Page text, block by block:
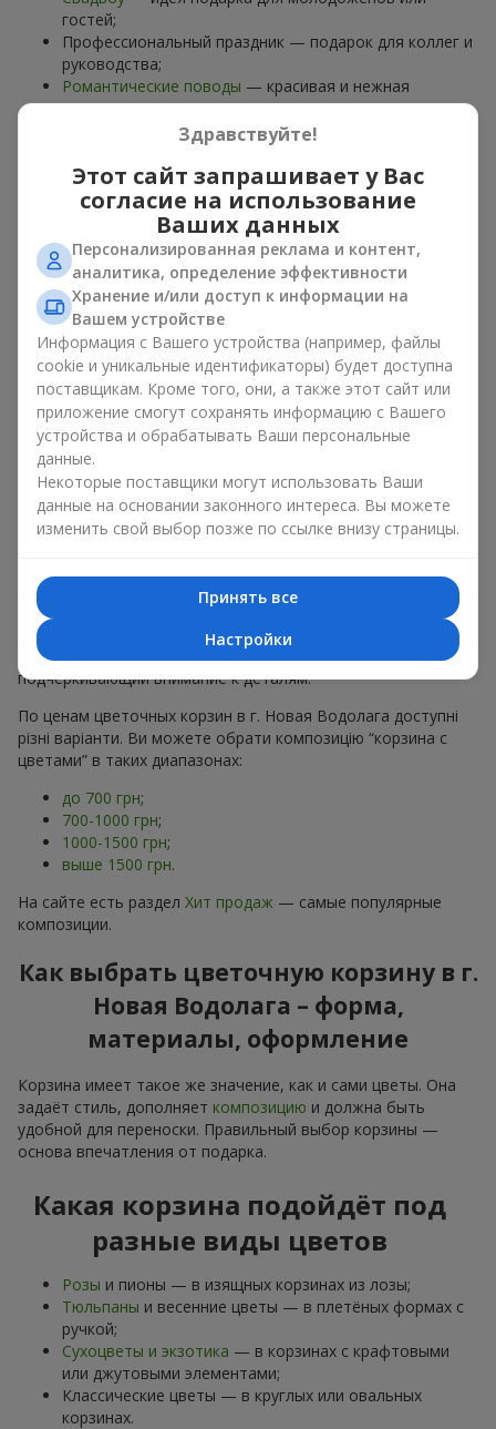
гостей;
Профессиональный праздник — подарок для коллег и
руководства;
Романтические поводы — красивая и нежная
композиция;
Корпоративные события— подарок деловому
Цветочная корзина — универсальный подарок для любого
возраста. Стильные ручные композиции позволяют
передать любые эмоции: благодарность, восхищение,
поддержку,любовь.
Виды цветочных корзин в г.
Новая Водолага: классика,
романтика, минимализм
Ассортимент цветочных корзин на flowers.uaвключает
варианты на любой вкус:
Классические композиции— сочетанияроз, лилий,
хризантемв строгих формах;
Романтические варианты — корзины в пастельных
Минималистичные решения— натуральные формы,
акцент на цвет или текстуру.
Есть также
VIP-композиции— роскошные корзины для
особых случаев. Каждое изделие — оригинальный подарок,
подчёркивающий внимание к деталям.
По ценам цветочных корзин в г. Новая Водолага доступні
різні варіанти. Ви можете обрати композицію “корзина с
цветами” в таких диапазонах:
до 700 грн;
700-1000 грн;
1000-1500 грн;
выше 1500 грн.
На сайте есть раздел Хит продаж — самые популярные
композиции.
Как выбрать цветочную корзину в г.
Новая Водолага – форма,
материалы, оформление
Корзина имеет такое же значение, как и сами цветы. Она
задаёт стиль, дополняет композицию и должна быть
удобной для переноски. Правильный выбор корзины —
основа впечатления от подарка.
Какая корзина подойдёт под
разные виды цветов
Розы и пионы — в изящных корзинах из лозы;
Тюльпаны и весенние цветы — в плетёных формах с
ручкой;
Сухоцветы и экзотика — в корзинах с крафтовыми
или джутовыми элементами;
Классические цветы — в круглых или овальных
корзинах.
Здравствуйте!
Этот сайт запрашивает у Вас
согласие на использование
Ваших данных
Персонализированная реклама и контент,
аналитика, определение эффективности
Хранение и/или доступ к информации на
Вашем устройстве
Информация с Вашего устройства (например, файлы
cookie и уникальные идентификаторы) будет доступна
поставщикам. Кроме того, они, а также этот сайт или
приложение смогут сохранять информацию с Вашего
устройства и обрабатывать Ваши персональные
данные.
Некоторые поставщики могут использовать Ваши
данные на основании законного интереса. Вы можете
изменить свой выбор позже по ссылке внизу страницы.
Принять все
Настройки